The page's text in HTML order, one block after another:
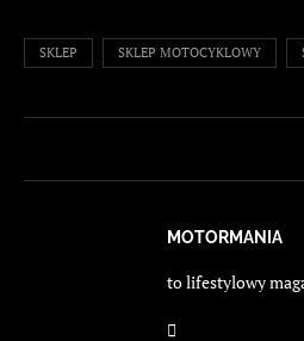
SKLEP SKLEP MOTOCYKLOWY
MOTORMANIA
to lifestylowy